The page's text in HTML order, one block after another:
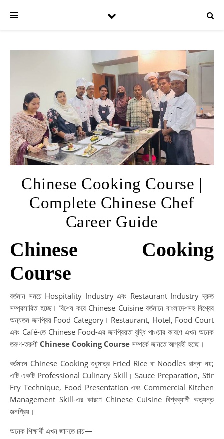
Chinese Cooking Course |
Complete Chinese Chef
Career Guide
Chinese Cooking
Course
বর্তমান সময়ে Hospitality Industry এবং Restaurant Industry দ্রুত
সম্প্রসারিত হচ্ছে। বিশেষ করে Chinese Cuisine বর্তমানে বাংলাদেশসহ বিশ্বের
অন্যতম জনপ্রিয় Food Category। Restaurant, Hotel, Food Court
এবং Café-তে Chinese Food-এর জনপ্রিয়তা বৃদ্ধি পাওয়ার কারণে এখন অনেক
তরুণ-তরুণী Chinese Cooking Course সম্পর্কে জানতে আগ্রহী হচ্ছে।
বর্তমানে Chinese Cooking শুধুমাত্র Fried Rice বা Noodles রান্না নয়;
এটি একটি Professional Culinary Skill। Sauce Preparation, Stir
Fry Technique, Food Presentation এবং Commercial Kitchen
Management Skill-এর কারণে Chinese Cuisine বিশ্বব্যাপী অত্যন্ত
জনপ্রিয়।
অনেক শিক্ষার্থী এখন জানতে চায়—